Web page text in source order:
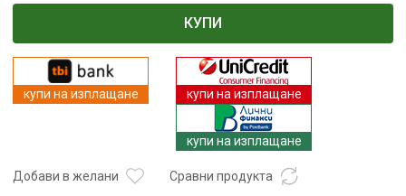
R20
силикон
600ml
4500N
Solo
RDP-
КУПИ
купи на изплащане купи на изплащане
купи на изплащане
Добави в желани Сравни продукта